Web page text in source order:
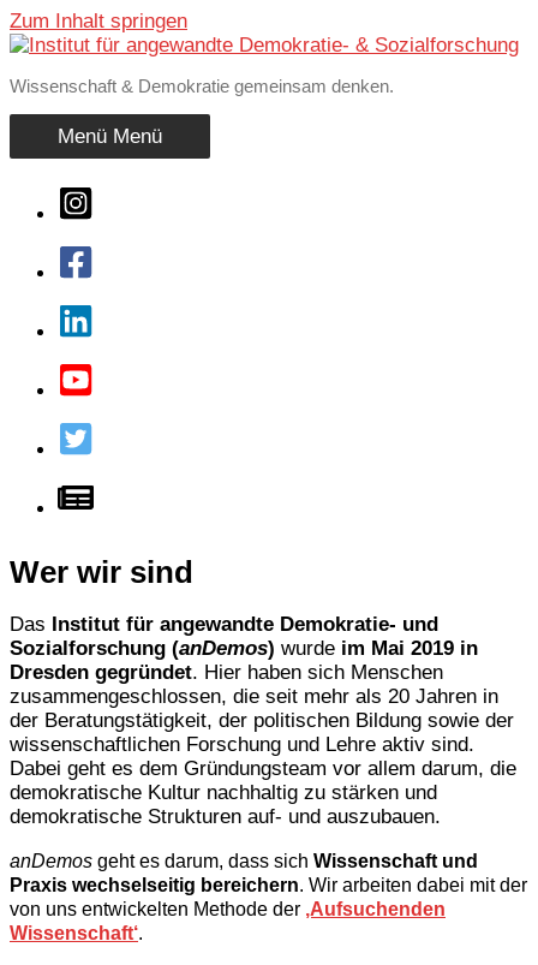
Zum Inhalt springen
Wissenschaft & Demokratie gemeinsam denken.
Menü Menü
Wer wir sind
Das Institut für angewandte Demokratie- und
Sozialforschung (anDemos) wurde im Mai 2019 in
Dresden gegründet. Hier haben sich Menschen
zusammengeschlossen, die seit mehr als 20 Jahren in
der Beratungstätigkeit, der politischen Bildung sowie der
wissenschaftlichen Forschung und Lehre aktiv sind.
Dabei geht es dem Gründungsteam vor allem darum, die
demokratische Kultur nachhaltig zu stärken und
demokratische Strukturen auf- und auszubauen.
anDemos geht es darum, dass sich Wissenschaft und
Praxis wechselseitig bereichern. Wir arbeiten dabei mit der
von uns entwickelten Methode der ‚Aufsuchenden
Wissenschaft‘.